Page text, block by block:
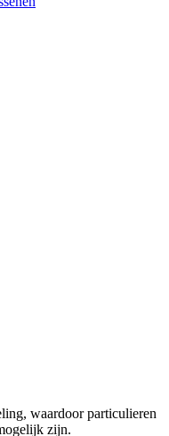
waardoor particulieren
zijn.